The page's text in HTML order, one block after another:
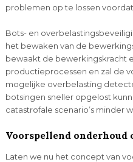
problemen op te lossen
Bots- en
het bewaken van de
bewaakt de bewerkingskracht
productieprocessen en zal de
mogelijke overbelasting
botsingen sneller opgelost
catastrofale scenario’s minder
Voorspellend onderhoud
Laten we nu het concept van